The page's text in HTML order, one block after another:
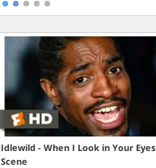
Idlewild - When I Look in Your Eyes
Scene